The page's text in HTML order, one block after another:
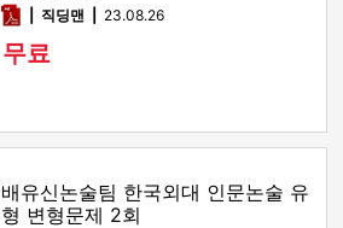
pdf직딩맨 23.08.26
무료
배유신논술팀 한국외대 인문논술 유
형 변형문제 2회